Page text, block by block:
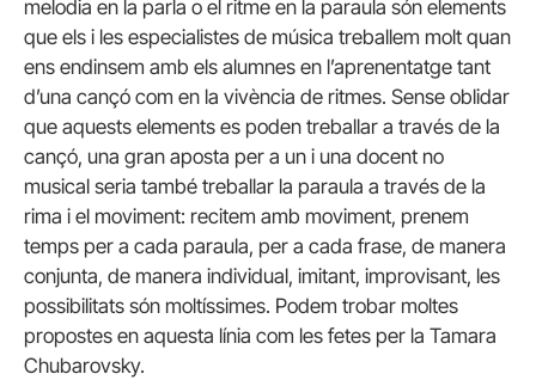
melodia en la parla o el ritme en la paraula són elements
que els i les especialistes de música treballem molt quan
ens endinsem amb els alumnes en l’aprenentatge tant
d’una cançó com en la vivència de ritmes. Sense oblidar
que aquests elements es poden treballar a través de la
cançó, una gran aposta per a un i una docent no
musical seria també treballar la paraula a través de la
rima i el moviment: recitem amb moviment, prenem
temps per a cada paraula, per a cada frase, de manera
conjunta, de manera individual, imitant, improvisant, les
possibilitats són moltíssimes. Podem trobar moltes
propostes en aquesta línia com les fetes per la Tamara
Chubarovsky.